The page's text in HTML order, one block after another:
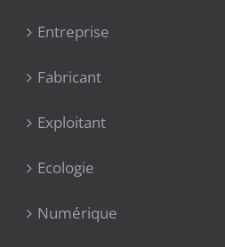
Entreprise
Fabricant
Exploitant
Ecologie
Numérique